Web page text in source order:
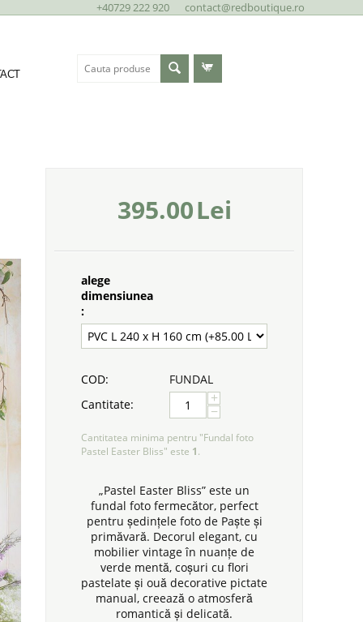
+40729 222 920 contact@redboutique.ro
395.00Lei
alege
dimensiunea
:
COD:
FUNDAL
Cantitate:
+
−
Cantitatea minima pentru "Fundal foto
Pastel Easter Bliss" este 1.
„Pastel Easter Bliss” este un
fundal foto fermecător, perfect
pentru ședințele foto de Paște și
primăvară. Decorul elegant, cu
mobilier vintage în nuanțe de
verde mentă, coșuri cu flori
pastelate și ouă decorative pictate
manual, creează o atmosferă
romantică și delicată.